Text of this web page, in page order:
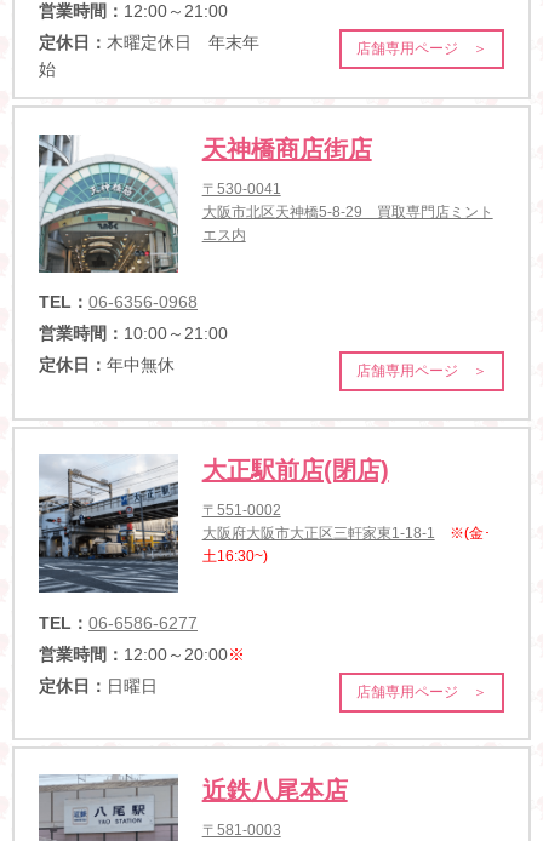
営業時間： 12:00～21:00
定休日： 木曜定休日 年末年
始
店舗専用ページ ＞
天神橋商店街店
〒530-0041
大阪市北区天神橋5-8-29 買取専門店ミント
エス内
TEL： 06-6356-0968
営業時間： 10:00～21:00
定休日： 年中無休 店舗専用ページ ＞
大正駅前店(閉店)
〒551-0002
大阪府大阪市大正区三軒家東1-18-1
※(金･
土16:30~)
TEL： 06-6586-6277
営業時間： 12:00～20:00※
定休日： 日曜日 店舗専用ページ ＞
近鉄八尾本店
〒581-0003